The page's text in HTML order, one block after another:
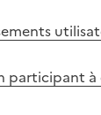
participant